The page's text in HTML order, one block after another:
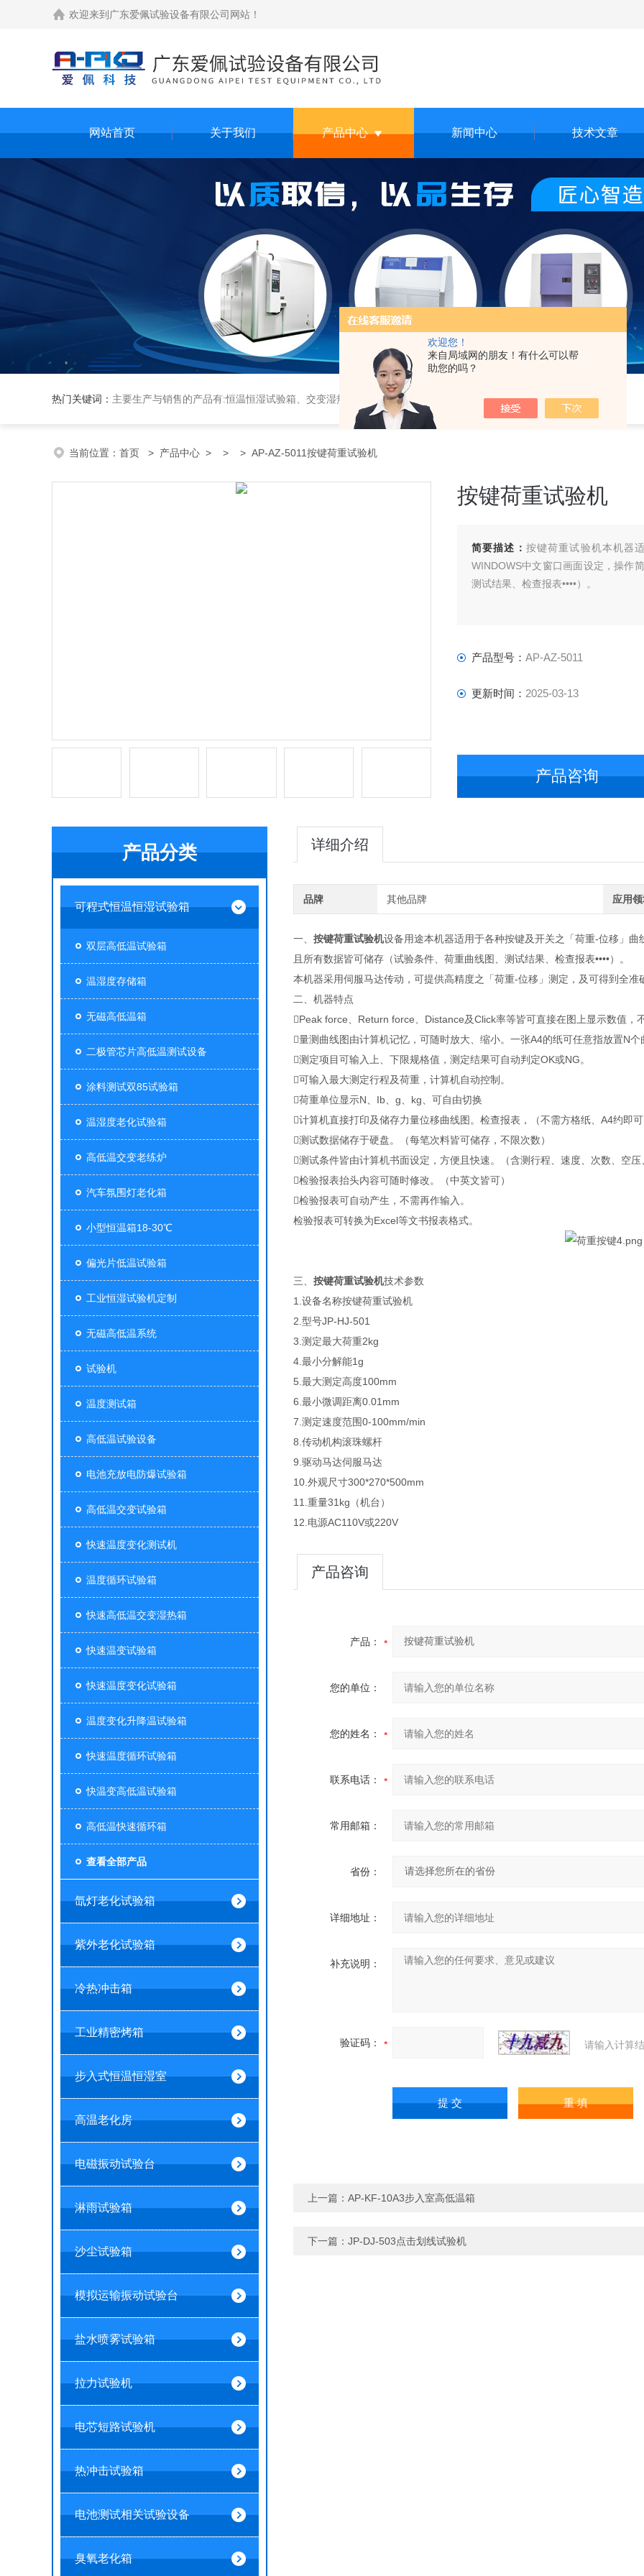
欢迎您！
来自局域网的朋友！有什么可以帮
助您的吗？
欢迎来到 广东爱佩试验设备有限公司网站 ！
网站首页 关于我们 产品中心 新闻中心 技术文章
热门关键词： 主要生产与销售的产品有:恒温恒湿试验箱、交变湿热试验箱、高低温交变试验箱、冷热冲击实验箱、紫外光试验箱、氙灯老化箱、恒温恒湿实验室、沙尘试验箱、淋雨试验箱、盐水喷雾试验箱、各种振动试验台、拉力试验机、蒸汽老化试验机、跌落试验机、插拔力试验机、按健寿命试验机、纸带耐磨擦试验机、工业烘烤箱
当前位置： 首页 > 产品中心 > > > AP-AZ-5011按键荷重试验机
按键荷重试验机
简要描述： 按键荷重试验机本机器
WINDOWS中文窗口画面设定，操作
测试结果、检查报表••••）。
产品型号： AP-AZ-5011
更新时间： 2025-03-13
产品咨询
产品分类
可程式恒温恒湿试验箱
双层高低温试验箱
温湿度存储箱
无磁高低温箱
二极管芯片高低温测试设备
涂料测试双85试验箱
温湿度老化试验箱
高低温交变老练炉
汽车氛围灯老化箱
小型恒温箱18-30℃
偏光片低温试验箱
工业恒湿试验机定制
无磁高低温系统
试验机
温度测试箱
高低温试验设备
电池充放电防爆试验箱
高低温交变试验箱
快速温度变化测试机
温度循环试验箱
快速高低温交变湿热箱
快速温变试验箱
快速温度变化试验箱
温度变化升降温试验箱
快速温度循环试验箱
快温变高低温试验箱
高低温快速循环箱
查看全部产品
氙灯老化试验箱
紫外老化试验箱
冷热冲击箱
工业精密烤箱
步入式恒温恒湿室
高温老化房
电磁振动试验台
淋雨试验箱
沙尘试验箱
模拟运输振动试验台
盐水喷雾试验箱
拉力试验机
电芯短路试验机
热冲击试验箱
电池测试相关试验设备
臭氧老化箱
详细介绍
品牌 其他品牌 应用
一、 按键荷重试验机设备用途本机器适用于各种按键及开关之「荷重-位移」
且所有数据皆可储存（试验条件、荷重曲线图、测试结果、检查报表••••）。
本机器采用伺服马达传动，可提供高精度之「荷重-位移」测定，及可得到全准
二、机器特点
Peak force、Return force、Distance及Click率等皆可直接在图上显示数值，
量测曲线图由计算机记忆，可随时放大、缩小。一张A4的纸可任意指放置N个
测定项目可输入上、下限规格值，测定结果可自动判定OK或NG。
可输入最大测定行程及荷重，计算机自动控制。
荷重单位显示N、Ib、g、kg、可自由切换
计算机直接打印及储存力量位移曲线图。检查报表，（不需方格纸、A4约即
测试数据储存于硬盘。（每笔次料皆可储存，不限次数）
测试条件皆由计算机书面设定，方便且快速。（含测行程、速度、次数、空
检验报表抬头内容可随时修改。（中英文皆可）
检验报表可自动产生，不需再作输入。
检验报表可转换为Excel等文书报表格式。
三、 按键荷重试验机技术参数
1.设备名称按键荷重试验机
2.型号JP-HJ-501
3.测定最大荷重2kg
4.最小分解能1g
5.最大测定高度100mm
6.最小微调距离0.01mm
7.测定速度范围0-100mm/min
8.传动机构滚珠螺杆
9.驱动马达伺服马达
10.外观尺寸300*270*500mm
11.重量31kg（机台）
12.电源AC110V或220V
产品咨询
产品：
您的单位：
您的姓名：
联系电话：
常用邮箱：
省份：
详细地址：
补充说明：
验证码： 请输入计算
上一篇： AP-KF-10A3步入室高低温箱
下一篇： JP-DJ-503点击划线试验机